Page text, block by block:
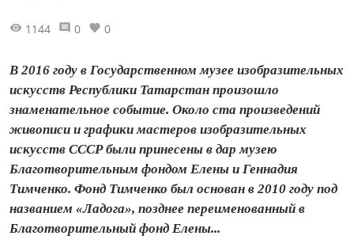
1144 0 0
В 2016 году в Государственном музее изобразительных
искусств Республики Татарстан произошло
знаменательное событие. Около ста произведений
живописи и графики мастеров изобразительных
искусств СССР были принесены в дар музею
Благотворительным фондом Елены и Геннадия
Тимченко. Фонд Тимченко был основан в 2010 году под
названием «Ладога», позднее переименованный в
Благотворительный фонд Елены...